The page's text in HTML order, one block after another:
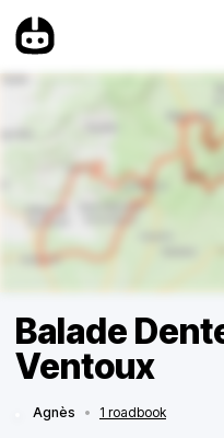
Balade
Ventoux
Agnès • 1 roadbook